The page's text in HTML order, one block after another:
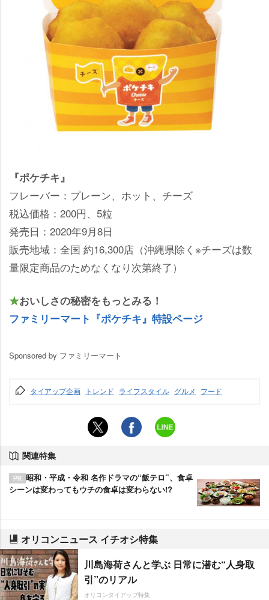
『ポケチキ』
フレーバー：プレーン、ホット、チーズ
税込価格：200円、5粒
発売日：2020年9月8日
販売地域：全国 約16,300店（沖縄県除く※チーズは数
量限定商品のためなくなり次第終了）
★おいしさの秘密をもっとみる！
ファミリーマート『ポケチキ』特設ページ
Sponsored by ファミリーマート
タイアップ企画 トレンド ライフスタイル グルメ フード
関連特集
昭和・平成・令和 名作ドラマの“飯テロ”、食卓
シーンは変わってもウチの食卓は変わらない!?
オリコンニュース イチオシ特集
川島海荷さんと学ぶ 日常に潜む“人身取
引”のリアル
オリコンタイアップ特集